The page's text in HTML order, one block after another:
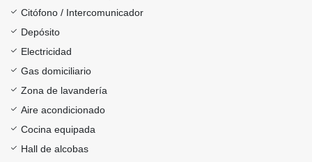
Citófono / Intercomunicador
Depósito
Electricidad
Gas domiciliario
Zona de lavandería
Aire acondicionado
Cocina equipada
Hall de alcobas